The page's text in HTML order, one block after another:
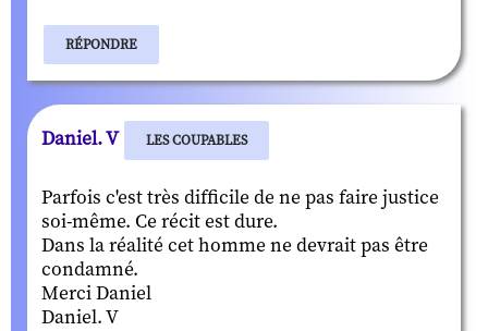
RÉPONDRE
Daniel. V LES COUPABLES
Parfois c'est très difficile de ne pas faire justice
soi-même. Ce récit est dure.
Dans la réalité cet homme ne devrait pas être
condamné.
Merci Daniel
Daniel. V